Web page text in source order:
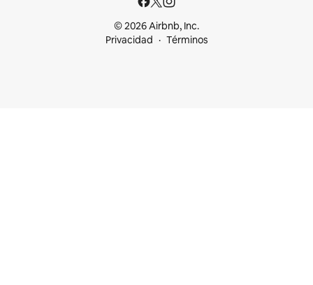
© 2026 Airbnb, Inc.
Privacidad
Términos